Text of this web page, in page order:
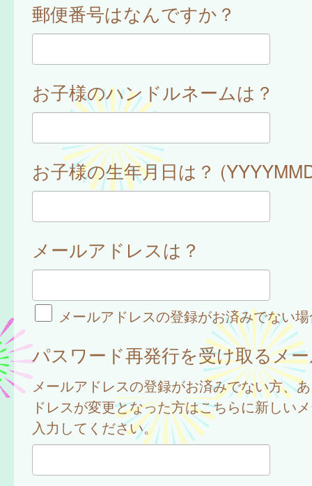
郵便番号はなんですか？
お子様のハンドルネームは？
お子様の生年月日は？
メールアドレスは？
メールアドレスの登録がお済みでない
パスワード再発行を受け取るメ
メールアドレスの登録がお済みでない方、
ドレスが変更となった方はこちらに新しい
入力してください。